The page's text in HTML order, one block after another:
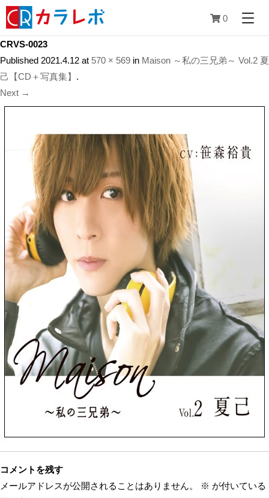
0
CRVS-0023
Published 2021.4.12 at 570 × 569 in Maison ～私の三兄弟～ Vol.2 夏
己【CD＋写真集】 .
Next →
コメントを残す
メールアドレスが公開されることはありません。
※ が付いている